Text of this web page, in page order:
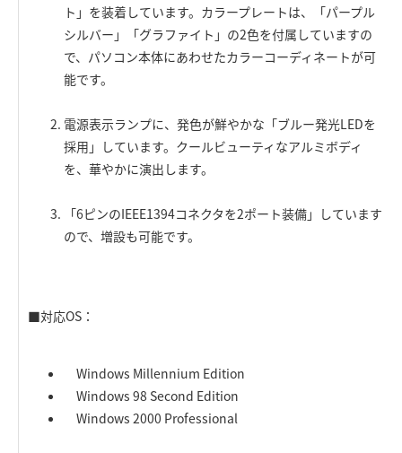
ト」を装着しています。カラープレートは、「パープル
シルバー」「グラファイト」の2色を付属していますの
で、パソコン本体にあわせたカラーコーディネートが可
能です。
電源表示ランプに、発色が鮮やかな「ブルー発光LEDを
採用」しています。クールビューティなアルミボディ
を、華やかに演出します。
「6ピンのIEEE1394コネクタを2ポート装備」しています
ので、増設も可能です。
■対応OS：
Windows Millennium Edition
Windows 98 Second Edition
Windows 2000 Professional